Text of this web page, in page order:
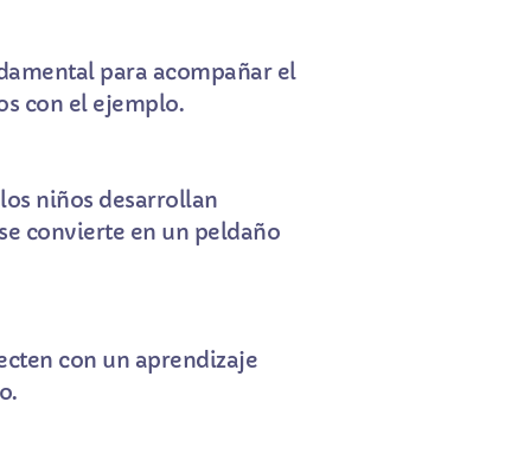
para acompañar el
con el ejemplo.
niños desarrollan
convierte en un peldaño
con un aprendizaje